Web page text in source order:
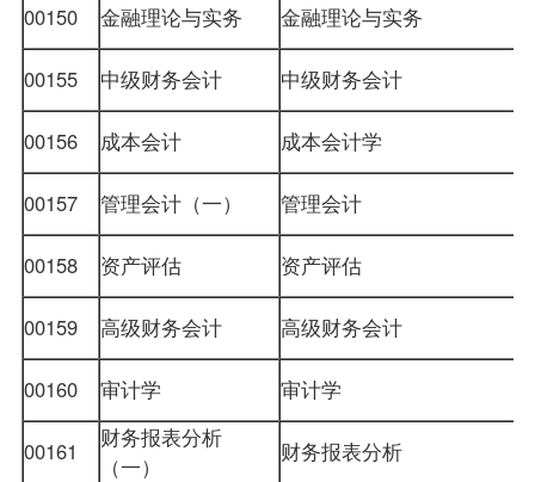
00150 金融理论与实务 金融理论与实务
00155
中级财务会计 中级财务会计
00156
成本会计 成本会计学
00157 管理会计（一） 管理会计
00158
资产评估 资产评估
00159 高级财务会计 高级财务会计
00160 审计学 审计学
00161
财务报表分析
（一）
财务报表分析